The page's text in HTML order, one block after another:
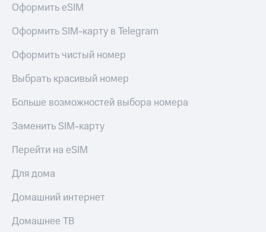
Оформить eSIM
Оформить SIM-карту в Telegram
Оформить чистый номер
Выбрать красивый номер
Больше возможностей выбора номера
Заменить SIM-карту
Перейти на eSIM
Для дома
Домашний интернет
Домашнее ТВ